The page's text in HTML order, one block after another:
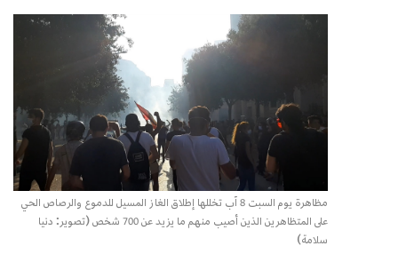
مظاهرة يوم السبت 8 آب تخللها إطلاق الغاز المسيل للدموع والرصاص الحي
على المتظاهرين الذين أصيب منهم ما يزيد عن 700 شخص (تصوير: دنيا
سلامة)